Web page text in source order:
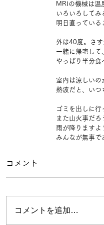
MRIの機械は温
いろいろしてみ
明日直っている
外は40度。さ
一緒に帰宅して
やっぱり半分食
室内は涼しいの
熱波だと、いつ
ゴミを出しに行
また山火事だろ
雨が降りますよ
みんなが無事で
コメント
コメントを追加…